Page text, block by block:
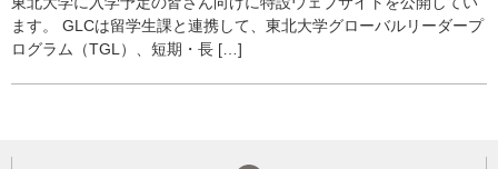
ます。 GLCは留学生課と連携して、東北大学グローバルリーダープ
ログラム（TGL）、短期・長 […]